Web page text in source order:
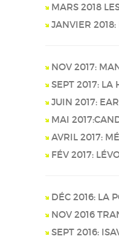
MARS 2018
JANVIER
NOV 2017:
SEPT 2017: LA
JUIN 2017:
MAI
AVRIL 2017:
FÉV 2017:
DÉC 2016: LA
NOV 2016
SEPT 2016: